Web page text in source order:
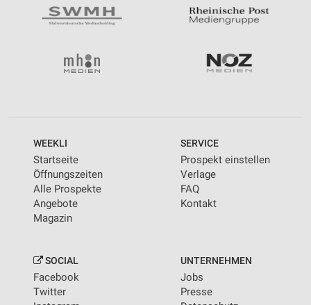
WEEKLI
Startseite
Öffnungszeiten
Alle Prospekte
Angebote
Magazin
SERVICE
Prospekt einstellen
Verlage
FAQ
Kontakt
SOCIAL
Facebook
Twitter
UNTERNEHMEN
Jobs
Presse